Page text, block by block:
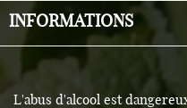
INFORMATIONS
L'abus d'alcool est